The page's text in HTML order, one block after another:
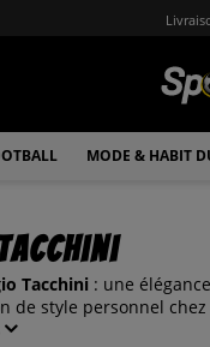
MODE & HABIT
Tacchini : une
de style personnel